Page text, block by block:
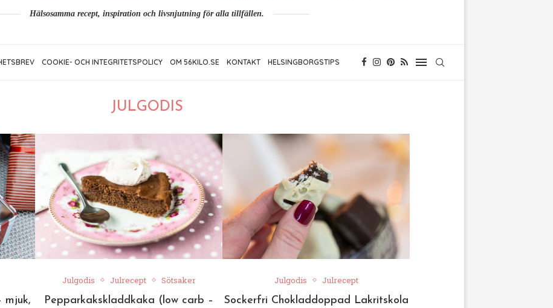
Hälsosamma recept, inspiration och livsnjutning för alla tillfällen.
COOKIE- OCH INTEGRITETSPOLICY OM 56KILO.SE KONTAKT HELSINGBORGSTIPS
JULGODIS
mjuk,
Julgodis Julrecept Sötsaker
Pepparkakskladdkaka (low carb –
Julgodis Julrecept
Sockerfri Chokladdoppad Lakritskola